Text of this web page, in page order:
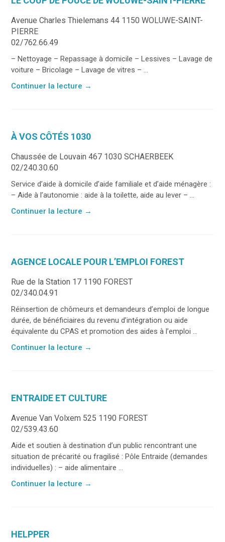
Avenue Charles Thielemans 44 1150 WOLUWE-SAINT-
PIERRE
02/762.66.49
– Nettoyage – Repassage à domicile – Lessives – Lavage de
voiture – Bricolage – Lavage de vitres – ...
Continuer la lecture →
À VOS CÔTÉS 1030
Chaussée de Louvain 467 1030 SCHAERBEEK
02/240.30.60
Service d’aide à domicile d’aide familiale et d’aide ménagère :
– Aide à l’autonomie : aide à la toilette, aide au lever – ...
Continuer la lecture →
AGENCE LOCALE POUR L’EMPLOI FOREST
Rue de la Station 17 1190 FOREST
02/340.04.91
Réinsertion de chômeurs et demandeurs d’emploi de longue
durée, de bénéficiaires du revenu d’intégration ou aide
équivalente du CPAS et promotion des aides à l’emploi ...
Continuer la lecture →
ENTRAIDE ET CULTURE
Avenue Van Volxem 525 1190 FOREST
02/539.43.60
Aide et soutien à destination d’un public rencontrant une
situation de précarité ou fragilisé : Pôle Entraide (demandes
individuelles) : – aide alimentaire ...
Continuer la lecture →
HELPPER